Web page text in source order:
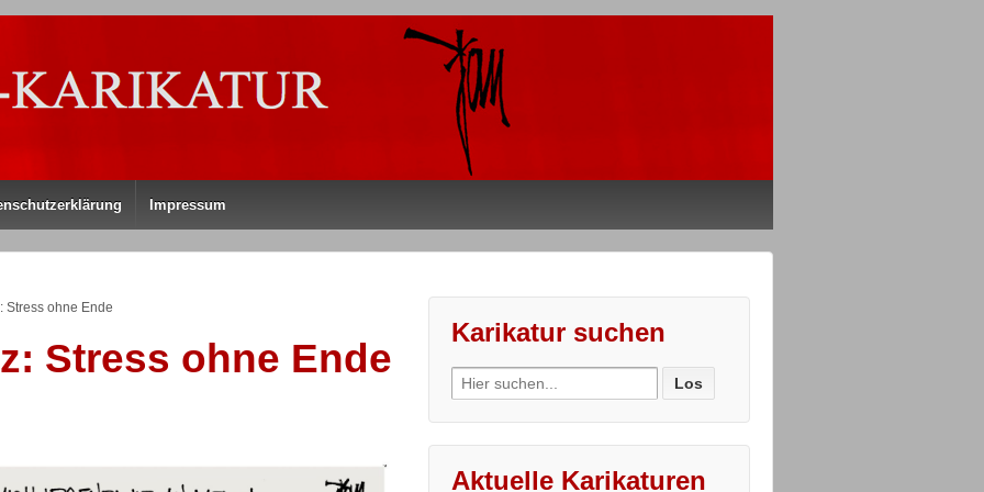
Impressum
Stress ohne Ende
Stress ohne Ende
Karikatur suchen
Search
for:
Aktuelle Karikaturen